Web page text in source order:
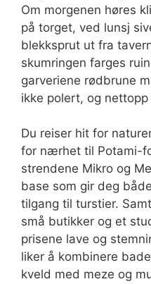
Om morgenen høres
på torget, ved lunsj
blekksprut ut fra
skumringen farges
garveriene rødbrune
ikke polert, og
Du reiser hit for
for nærhet til Potami-
strendene Mikro og
base som gir deg
tilgang til turstier.
små butikker og et
prisene lave og
liker å kombinere
kveld med meze og